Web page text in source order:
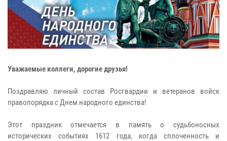
Уважаемые коллеги, дорогие друзья!
Поздравляю личный состав Росгвардии и ветеранов войск
правопорядка с Днем народного единства!
Этот праздник отмечается в память о судьбоносных
исторических событиях 1612 года, когда сплоченность и